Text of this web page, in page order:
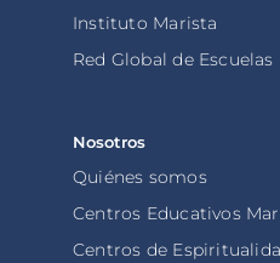
Instituto Marista
Red Global de Escuelas
Nosotros
Quiénes somos
Centros Educativos
Centros de